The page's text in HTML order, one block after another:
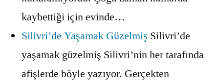
kaybettiği için evinde…
Silivri’de Yaşamak Güzelmiş Silivri’de
yaşamak güzelmiş Silivri’nin her tarafında
afişlerde böyle yazıyor. Gerçekten